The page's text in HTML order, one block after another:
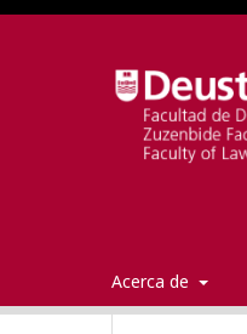
Acerca de